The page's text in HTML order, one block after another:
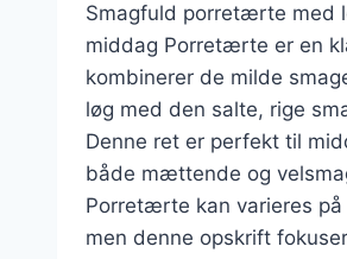
Smagfuld porretærte med
middag Porretærte er en
kombinerer de milde
løg med den salte, rige
Denne ret er perfekt til
både mættende og
Porretærte kan varieres på
men denne opskrift